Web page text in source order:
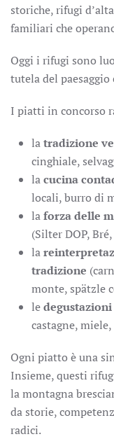
storiche, rifugi
familiari che
Oggi i rifugi sono
tutela del
I piatti in concorso
latradizione
cinghiale,
lacucina
locali, burro di
laforza delle
(Silter DOP,
la
tradizione
monte, spätzle
le
castagne,
Ogni piatto è una
Insieme, questi
la montagna
da storie,
radici.